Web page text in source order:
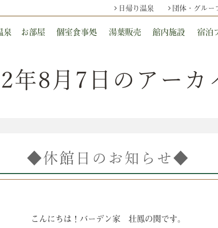
日帰り温泉 団体・グルー
泉 お部屋 個室食事処 湯葉販売 館内施設 宿泊
年8月7日のアーカ
◆休館日のお知らせ◆
こんにちは！バーデン家 壮鳳の関です。